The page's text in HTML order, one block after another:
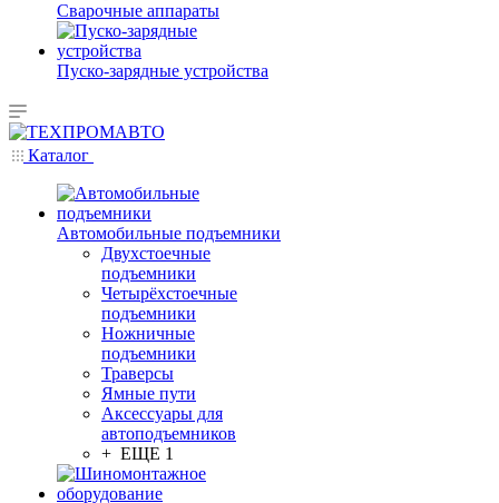
Сварочные аппараты
Пуско-зарядные устройства
Каталог
Автомобильные подъемники
Двухстоечные
подъемники
Четырёхстоечные
подъемники
Ножничные
подъемники
Траверсы
Ямные пути
Аксессуары для
автоподъемников
+ ЕЩЕ 1